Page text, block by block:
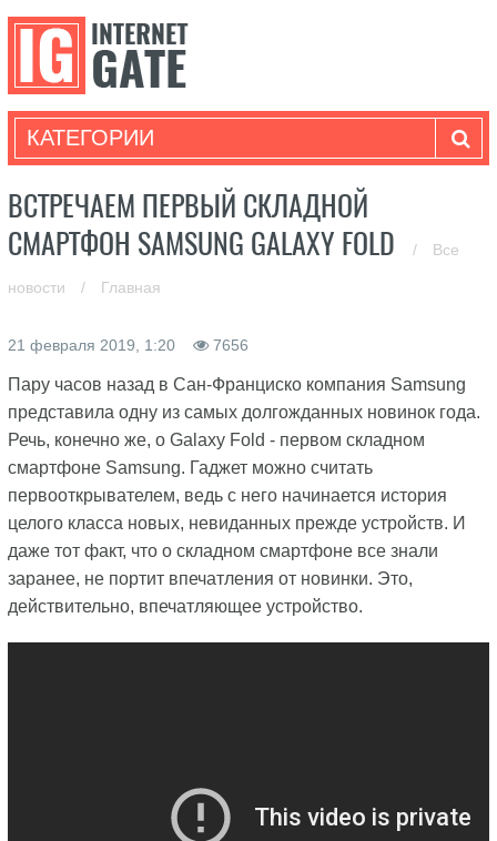
КАТЕГОРИИ
ВСТРЕЧАЕМ ПЕРВЫЙ СКЛАДНОЙ
СМАРТФОН SAMSUNG GALAXY FOLD
/ Все
новости / Главная
21 февраля 2019, 1:20 7656
Пару часов назад в Сан-Франциско компания Samsung
представила одну из самых долгожданных новинок года.
Речь, конечно же, о Galaxy Fold - первом складном
смартфоне Samsung. Гаджет можно считать
первооткрывателем, ведь с него начинается история
целого класса новых, невиданных прежде устройств. И
даже тот факт, что о складном смартфоне все знали
заранее, не портит впечатления от новинки. Это,
действительно, впечатляющее устройство.